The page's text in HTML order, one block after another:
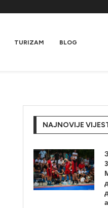
TURIZAM BLOG
NAJNOVIJE